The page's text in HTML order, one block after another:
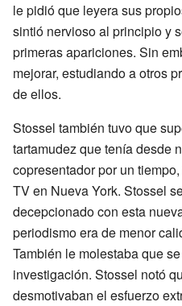
le pidió que leyera sus
sintió nervioso al principio y
primeras apariciones. Sin
mejorar, estudiando a otros
de ellos.
Stossel también tuvo que
tartamudez que tenía desde
copresentador por un
TV en Nueva York. Stossel
decepcionado con esta
periodismo era de menor
También le molestaba que
investigación. Stossel notó
desmotivaban el esfuerzo